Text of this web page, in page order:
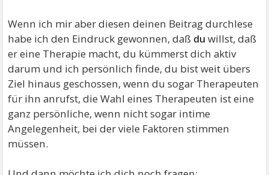
Wenn ich mir aber diesen deinen Beitrag durchlese
habe ich den Eindruck gewonnen, daß du willst, daß
er eine Therapie macht, du kümmerst dich aktiv
darum und ich persönlich finde, du bist weit übers
Ziel hinaus geschossen, wenn du sogar Therapeuten
für ihn anrufst, die Wahl eines Therapeuten ist eine
ganz persönliche, wenn nicht sogar intime
Angelegenheit, bei der viele Faktoren stimmen
müssen.